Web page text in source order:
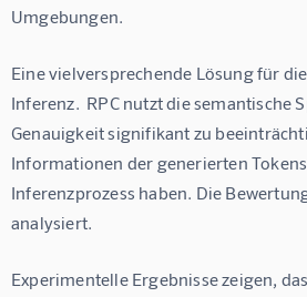
Umgebungen.
Eine vielversprechende Lösung für
Inferenz.  RPC nutzt die semantische
Genauigkeit signifikant zu
Informationen der generierten
Inferenzprozess haben. Die
analysiert.
Experimentelle Ergebnisse zeigen,